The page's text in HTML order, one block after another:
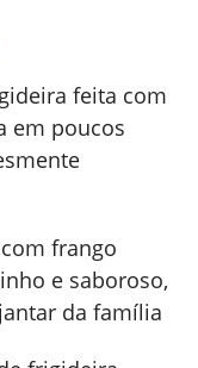
feita com
em poucos
frango
e saboroso,
da família